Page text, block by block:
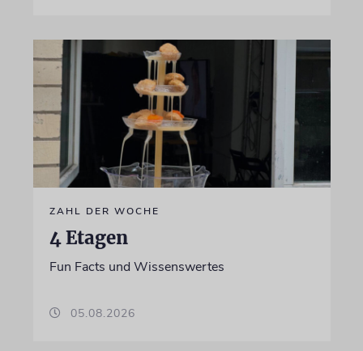
ZAHL DER WOCHE
4 Etagen
Fun Facts und Wissenswertes
05.08.2026